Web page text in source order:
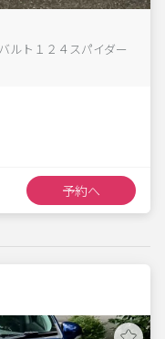
ルト１２４スパイダー
予約へ